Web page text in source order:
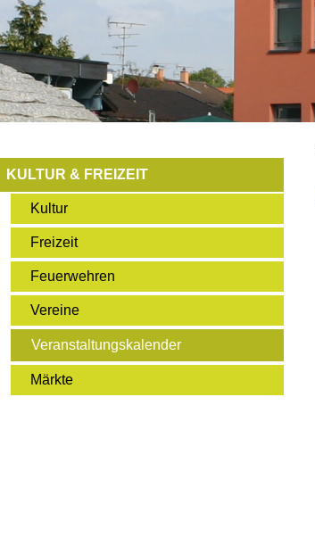
KULTUR & FREIZEIT
Kultur
Freizeit
Feuerwehren
Vereine
Veranstaltungskalender
Märkte